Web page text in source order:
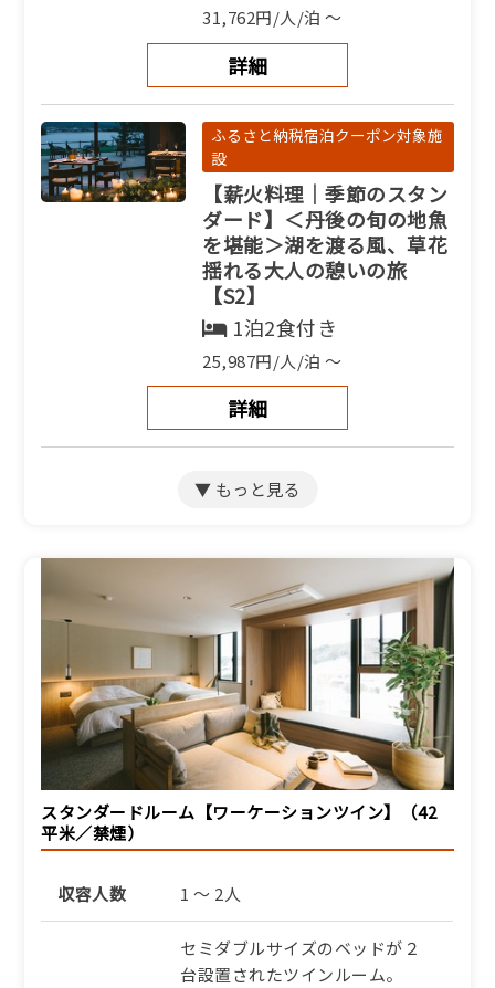
31,762円/人/泊 ～
詳細
ふるさと納税宿泊クーポン対象施
設
【薪火料理｜季節のスタン
ダード】＜丹後の旬の地魚
を堪能＞湖を渡る風、草花
揺れる大人の憩いの旅
【S2】
1泊2食付き
25,987円/人/泊 ～
詳細
ふるさと納税宿泊クーポン対象施
設
上質な食の旅＞】京都和
牛・地魚・オーガニック野
菜など丹後の食材を厳選
【SP】
1泊2食付き
30,607円/人/泊 ～
詳細
スタンダードルーム【ワーケーションツイン】（42
平米／禁煙）
収容人数 1 ～ 2人
セミダブルサイズのベッドが２
台設置されたツインルーム。